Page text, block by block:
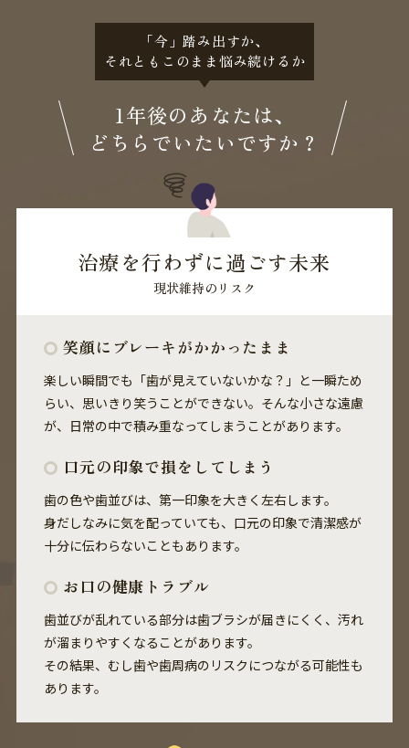
「今」踏み出すか、
それともこのまま悩み続けるか
1年後のあなたは、
どちらでいたいですか？
治療を行わずに過ごす未来
現状維持のリスク
笑顔にブレーキがかかったまま
楽しい瞬間でも「歯が見えていないかな？」と一瞬ため
らい、思いきり笑うことができない。そんな小さな遠慮
が、日常の中で積み重なってしまうことがあります。
口元の印象で損をしてしまう
歯の色や歯並びは、第一印象を大きく左右します。
身だしなみに気を配っていても、口元の印象で清潔感が
十分に伝わらないこともあります。
お口の健康トラブル
歯並びが乱れている部分は歯ブラシが届きにくく、汚れ
が溜まりやすくなることがあります。
その結果、むし歯や歯周病のリスクにつながる可能性も
あります。